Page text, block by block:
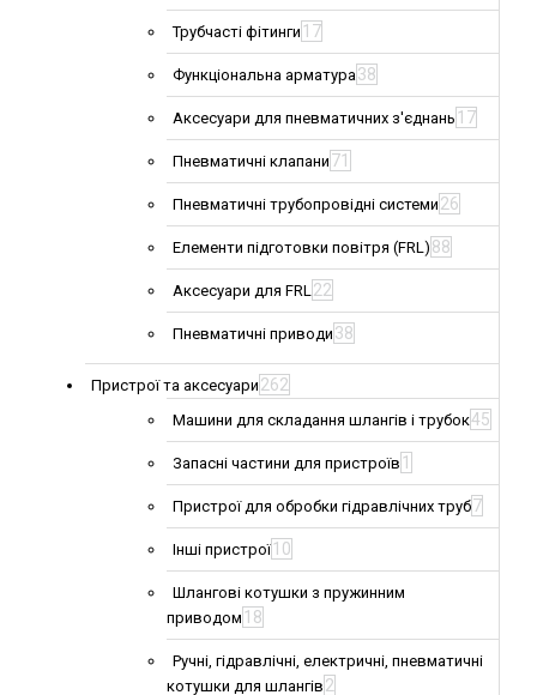
Трубчасті фітинги 17
Функціональна арматура38
Аксесуари для пневматичних з'єднань 17
Пневматичні клапани 71
Пневматичні трубопровідні системи 26
Елементи підготовки повітря (FRL) 88
Аксесуари для FRL22
Пневматичні приводи 38
Пристрої та аксесуари 262
Машини для складання шлангів і трубок45
Запасні частини для пристроїв 1
Пристрої для обробки гідравлічних труб7
Інші пристрої 10
Шлангові котушки з пружинним
приводом 18
Ручні, гідравлічні, електричні, пневматичні
котушки для шлангів 2